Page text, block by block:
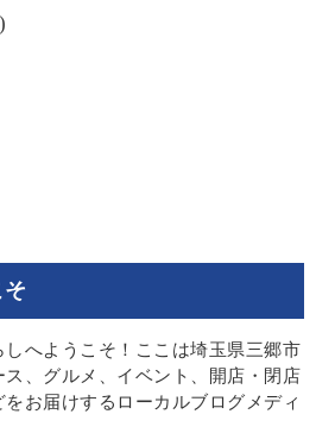
しへようこそ！ここは埼玉県三郷市
ス、グルメ、イベント、開店・閉店
をお届けするローカルブログメディ